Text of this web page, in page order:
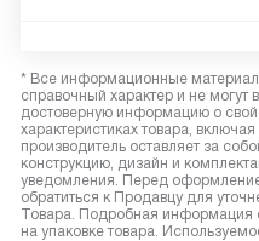
* Все информационные
справочный характер и не могут
достоверную информацию о
характеристиках товара,
производитель оставляет за
конструкцию, дизайн и
уведомления. Перед
обратиться к Продавцу для
Товара. Подробная информация
на упаковке товара.